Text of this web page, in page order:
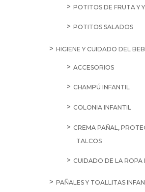
POTITOS DE FRUTA Y
POTITOS SALADOS
HIGIENE Y CUIDADO DEL
ACCESORIOS
CHAMPÚ INFANTIL
COLONIA INFANTIL
CREMA PAÑAL,
TALCOS
CUIDADO DE LA ROPA
PAÑALES Y TOALLITAS